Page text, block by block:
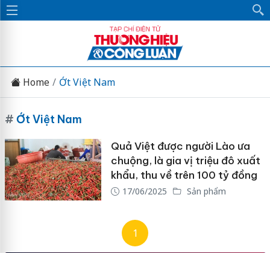
Home Ớt Việt Nam
# Ớt Việt Nam
Quả Việt được người Lào ưa
chuộng, là gia vị triệu đô xuất
khẩu, thu về trên 100 tỷ đồng
17/06/2025 Sản phẩm
1